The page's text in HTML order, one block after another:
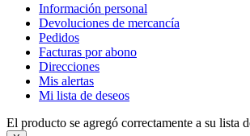
Información personal
Devoluciones de mercancía
Pedidos
Facturas por abono
Direcciones
Mis alertas
Mi lista de deseos
El producto se agregó correctamente a su lista